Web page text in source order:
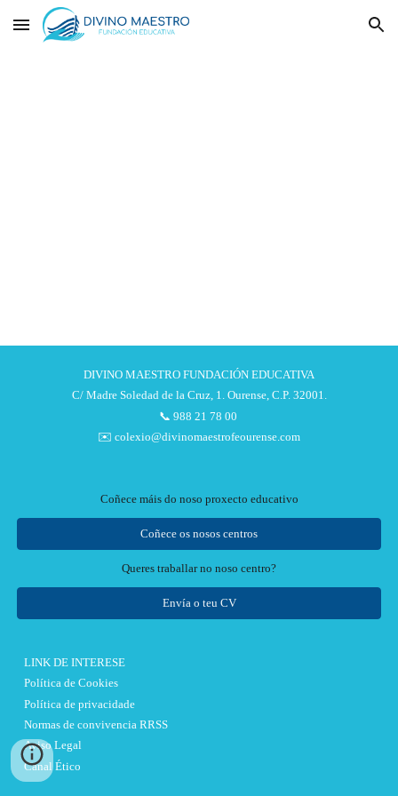
Skip to main content Skip to navigation
DIVINO MAESTRO FUNDACIÓN EDUCATIVA
C/ Madre Soledad de la Cruz, 1. Ourense, C.P. 32001.
📞 988 21 78 00
✉️ colexio@divinomaestrofeourense.com
Coñece máis do noso proxecto educativo
Coñece os nosos centros
Queres traballar no noso centro?
Envía o teu CV
LINK DE INTERESE
Política de Cookies
Política de privacidade
Normas de convivencia RRSS
Aviso Legal
Canal Ético